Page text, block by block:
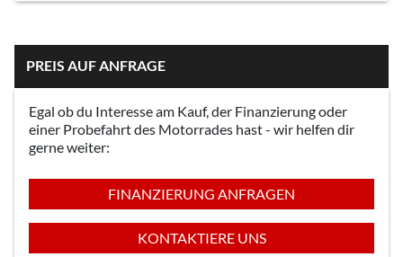
PREIS AUF ANFRAGE
Egal ob du Interesse am Kauf, der Finanzierung oder
einer Probefahrt des Motorrades hast - wir helfen dir
gerne weiter:
FINANZIERUNG ANFRAGEN
KONTAKTIERE UNS